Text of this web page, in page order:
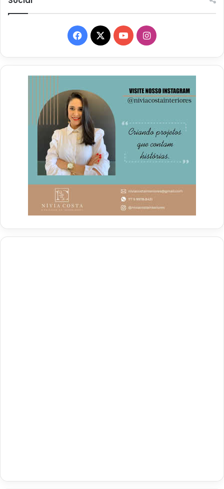
Facebook
X YouTubeInstagram